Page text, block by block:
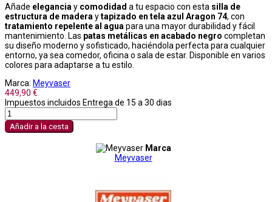
Añade elegancia y comodidad a tu espacio con esta silla de
estructura de madera ytapizado en tela azul Aragon 74, con
tratamiento repelente al agua para una mayor durabilidad y fácil
mantenimiento. Las patas metálicas en acabado negro completan
su diseño moderno y sofisticado, haciéndola perfecta para cualquier
entorno, ya sea comedor, oficina o sala de estar. Disponible en varios
colores para adaptarse a tu estilo.
Marca: Meyvaser
449,90 €
Impuestos incluidos Entrega de 15 a 30 dias
Añadir a la cesta
Marca
Meyvaser